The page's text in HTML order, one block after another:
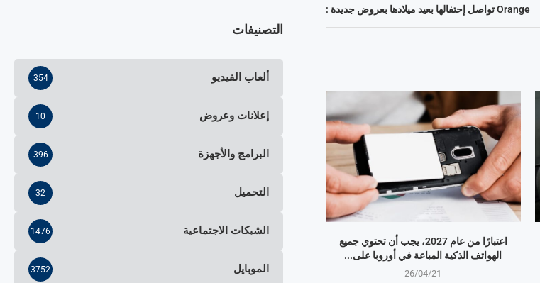
Orange تواصل إحتفالها بعيد ميلادها بعروض جديدة :
اعتبارًا من عام 2027، يجب أن تحتوي جميع
الهواتف الذكية المباعة في أوروبا على...
26/04/21
التصنيفات
ألعاب الفيديو 354
إعلانات وعروض 10
البرامج والأجهزة 396
التحميل 32
الشبكات الاجتماعية 1476
الموبايل 3752